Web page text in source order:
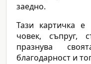
заедно.
Тази картичка
човек, съпруг,
празнува
благодарност и